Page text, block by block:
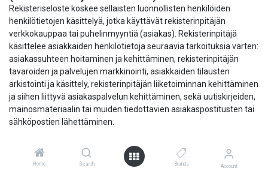
Home Search Brands Account
Rekisteriseloste koskee sellaisten luonnollisten henkilöiden
henkilötietojen käsittelyä, jotka käyttävät rekisterinpitäjän
verkkokauppaa tai puhelinmyyntiä (asiakas). Rekisterinpitäjä
käsittelee asiakkaiden henkilötietoja seuraavia tarkoituksia varten:
asiakassuhteen hoitaminen ja kehittäminen, rekisterinpitäjän
tavaroiden ja palvelujen markkinointi, asiakkaiden tilausten
arkistointi ja käsittely, rekisterinpitäjän liiketoiminnan kehittäminen
ja siihen liittyvä asiakaspalvelun kehittäminen, sekä uutiskirjeiden,
mainosmateriaalin tai muiden tiedottavien asiakaspostitusten tai
sähköpostien lähettäminen.
5. Rekisterin sisältämät tiedot
Asiakkaista kerätään ja talletetaan seuraavat tiedot: asiakkaan